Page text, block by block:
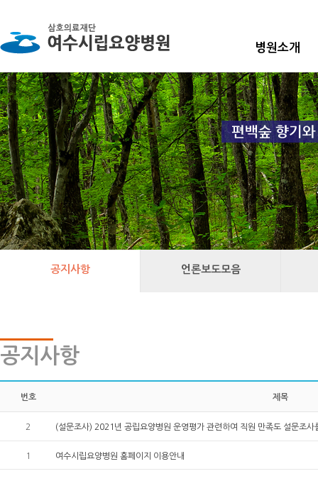
병원소개
공지사항 언론보도모음
공지사항
번호 제목
2 (설문조사) 2021년 공립요양병원 운영평가 관련하여 직원 만족도 설문조사
1 여수시립요양병원 홈페이지 이용안내